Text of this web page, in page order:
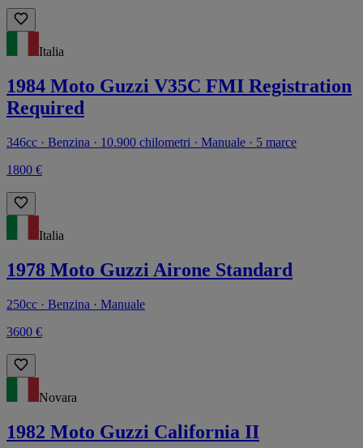
Italia
1984 Moto Guzzi V35C FMI Registration
Required
346cc · Benzina · 10.900 chilometri · Manuale · 5 marce
1800 €
Italia
1978 Moto Guzzi Airone Standard
250cc · Benzina · Manuale
3600 €
Novara
1982 Moto Guzzi California II